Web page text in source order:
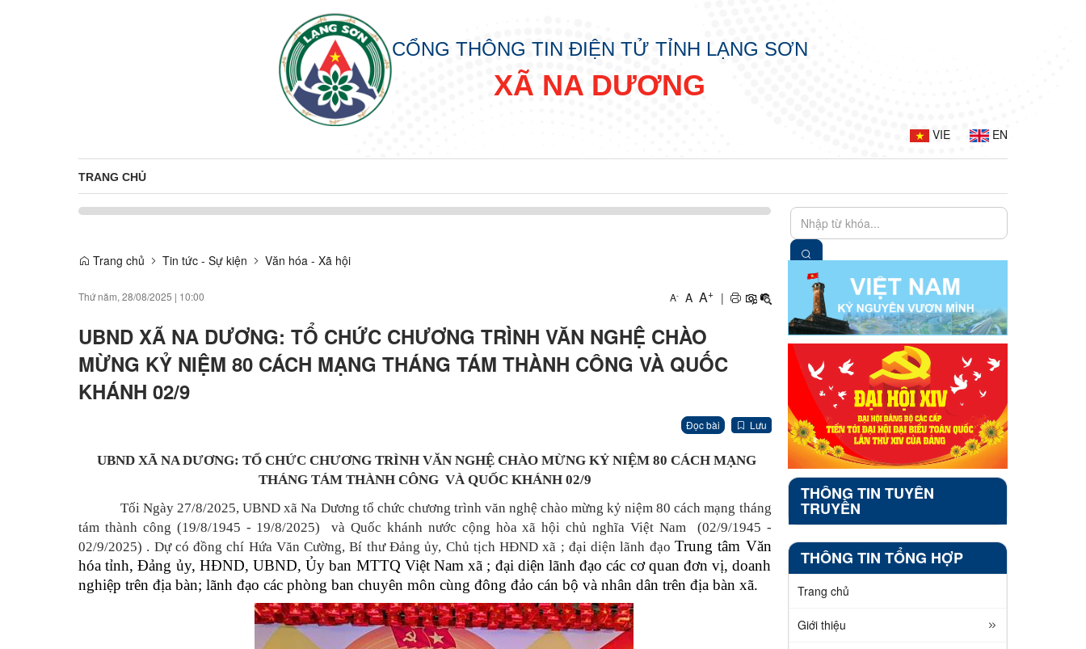
CỔNG THÔNG TIN ĐIỆN TỬ TỈNH LẠNG SƠN
XÃ NA DƯƠNG
VIE EN
TRANG CHỦ
Trang chủ Tin tức - Sự kiện Văn hóa - Xã hội
Thứ năm, 28/08/2025 | 10:00 A- A A+ |
UBND XÃ NA DƯƠNG: TỔ CHỨC CHƯƠNG TRÌNH VĂN NGHỆ CHÀO
MỪNG KỶ NIỆM 80 CÁCH MẠNG THÁNG TÁM THÀNH CÔNG VÀ QUỐC
KHÁNH 02/9
Đọc bài Lưu
UBND XÃ NA DƯƠNG: TỔ CHỨC CHƯƠNG TRÌNH VĂN NGHỆ CHÀO MỪNG KỶ NIỆM 80 CÁCH MẠNG
THÁNG TÁM THÀNH CÔNG VÀ QUỐC KHÁNH 02/9
Tối Ngày 27/8/2025, UBND xã Na Dương tổ chức chương trình văn nghệ chào mừng kỷ niệm 80 cách mạng tháng
tám thành công (19/8/1945 - 19/8/2025) và Quốc khánh nước cộng hòa xã hội chủ nghĩa Việt Nam (02/9/1945 -
02/9/2025) . Dự có đồng chí Hứa Văn Cường, Bí thư Đảng ủy, Chủ tịch HĐND xã ; đại diện lãnh đạo Trung tâm Văn
hóa tỉnh, Đảng ủy, HĐND, UBND, Ủy ban MTTQ Việt Nam xã ; đại diện lãnh đạo các cơ quan đơn vị, doanh
nghiệp trên địa bàn; lãnh đạo các phòng ban chuyên môn cùng đông đảo cán bộ và nhân dân trên địa bàn xã.
THÔNG TIN TUYÊN
TRUYỀN
THÔNG TIN TỔNG HỢP
Trang chủ
Giới thiệu